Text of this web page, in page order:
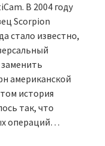
В 2004 году
Scorpion
стало известно,
американской
история
так, что
операций…